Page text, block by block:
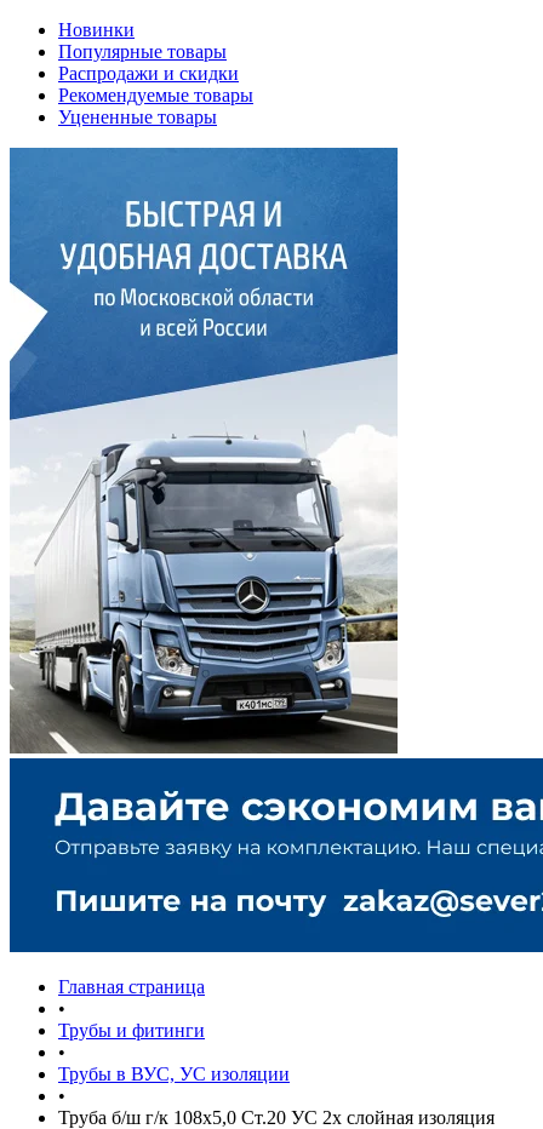
Новинки
Популярные товары
Распродажи и скидки
Рекомендуемые товары
Уцененные товары
Главная страница
•
Трубы и фитинги
•
Трубы в ВУС, УС изоляции
•
Труба б/ш г/к 108х5,0 Ст.20 УС 2х слойная изоляция